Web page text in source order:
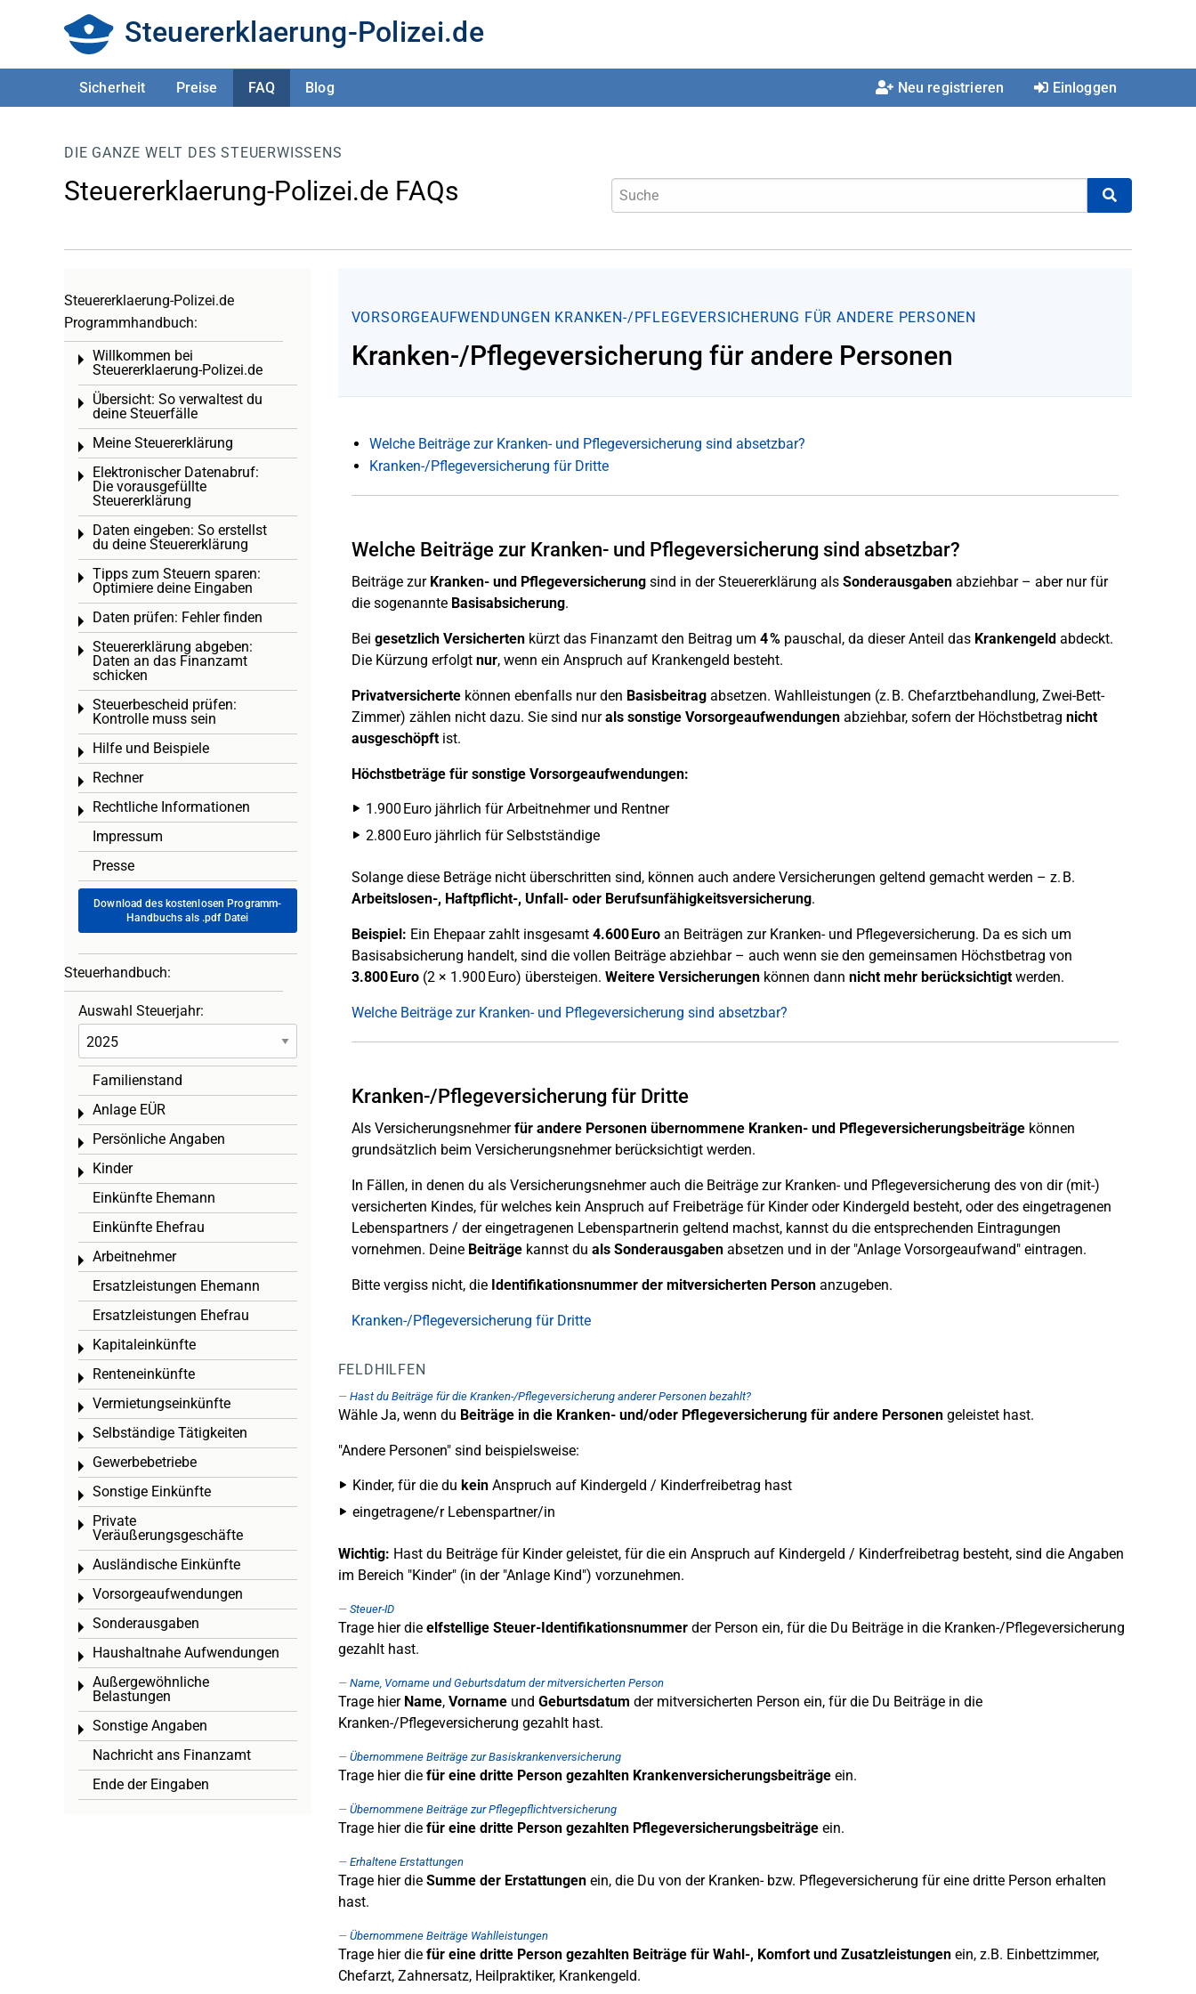
Steuererklaerung-Polizei.de
Sicherheit Preise FAQ Blog Neu registrieren Einloggen
DIE GANZE WELT DES STEUERWISSENS
Steuererklaerung-Polizei.de FAQs
VORSORGEAUFWENDUNGEN KRANKEN-/PFLEGEVERSICHERUNG FÜR ANDERE PERSONEN
Kranken-/Pflegeversicherung für andere Personen
Welche Beiträge zur Kranken- und Pflegeversicherung sind absetzbar?
Kranken-/Pflegeversicherung für Dritte
Welche Beiträge zur Kranken- und Pflegeversicherung sind absetzbar?
Beiträge zur Kranken- und Pflegeversicherungsind in der Steuererklärung als Sonderausgabenabziehbar – aber nur für
die sogenannte Basisabsicherung.
Bei gesetzlich Versichertenkürzt das Finanzamt den Beitrag um 4 %pauschal, da dieser Anteil das Krankengeldabdeckt.
Die Kürzung erfolgt nur, wenn ein Anspruch auf Krankengeld besteht.
Privatversichertekönnen ebenfalls nur den Basisbeitragabsetzen. Wahlleistungen (z. B. Chefarztbehandlung, Zwei-Bett-
Zimmer) zählen nicht dazu. Sie sind nurals sonstige Vorsorgeaufwendungenabziehbar, sofern der Höchstbetrag nicht
ausgeschöpftist.
Höchstbeträge für sonstige Vorsorgeaufwendungen:
1.900 Euro jährlich für Arbeitnehmer und Rentner
2.800 Euro jährlich für Selbstständige
Solange diese Beträge nicht überschritten sind, können auch andere Versicherungen geltend gemacht werden – z. B.
Arbeitslosen-, Haftpflicht-, Unfall- oder Berufsunfähigkeitsversicherung.
Beispiel: Ein Ehepaar zahlt insgesamt 4.600 Euroan Beiträgen zur Kranken- und Pflegeversicherung. Da es sich um
Basisabsicherung handelt, sind die vollen Beiträge abziehbar – auch wenn sie den gemeinsamen Höchstbetrag von
3.800 Euro(2 × 1.900 Euro) übersteigen. Weitere Versicherungenkönnen dann nicht mehr berücksichtigtwerden.
Welche Beiträge zur Kranken- und Pflegeversicherung sind absetzbar?
Kranken-/Pflegeversicherung für Dritte
Als Versicherungsnehmerfür andere Personen übernommene Kranken- und Pflegeversicherungsbeiträgekönnen
grundsätzlich beim Versicherungsnehmer berücksichtigt werden.
In Fällen, in denen du als Versicherungsnehmer auch die Beiträge zur Kranken- und Pflegeversicherung des von dir (mit-)
versicherten Kindes, für welches kein Anspruch auf Freibeträge für Kinder oder Kindergeld besteht, oder des eingetragenen
Lebenspartners / der eingetragenen Lebenspartnerin geltend machst, kannst du die entsprechenden Eintragungen
vornehmen. Deine Beiträgekannst du als Sonderausgabenabsetzen und in der "Anlage Vorsorgeaufwand" eintragen.
Bitte vergiss nicht, die Identifikationsnummer der mitversicherten Personanzugeben.
Kranken-/Pflegeversicherung für Dritte
FELDHILFEN
Hast du Beiträge für die Kranken-/Pflegeversicherung anderer Personen bezahlt?
Wähle Ja, wenn du Beiträge in die Kranken- und/oder Pflegeversicherung für andere Personengeleistet hast.
"Andere Personen" sind beispielsweise:
Kinder, für die du keinAnspruch auf Kindergeld / Kinderfreibetrag hast
eingetragene/r Lebenspartner/in
Wichtig: Hast du Beiträge für Kinder geleistet, für die ein Anspruch auf Kindergeld / Kinderfreibetrag besteht, sind die Angaben
im Bereich "Kinder" (in der "Anlage Kind") vorzunehmen.
Steuer-ID
Trage hier die elfstellige Steuer-Identifikationsnummerder Person ein, für die Du Beiträge in die Kranken-/Pflegeversicherung
gezahlt hast.
Name, Vorname und Geburtsdatum der mitversicherten Person
Trage hier Name, Vornameund Geburtsdatum der mitversicherten Person ein, für die Du Beiträge in die
Kranken-/Pflegeversicherung gezahlt hast.
Übernommene Beiträge zur Basiskrankenversicherung
Trage hier die für eine dritte Person gezahlten Krankenversicherungsbeiträgeein.
Übernommene Beiträge zur Pflegepflichtversicherung
Trage hier die für eine dritte Person gezahlten Pflegeversicherungsbeiträgeein.
Erhaltene Erstattungen
Trage hier die Summe der Erstattungenein, die Du von der Kranken- bzw. Pflegeversicherung für eine dritte Person erhalten
hast.
Übernommene Beiträge Wahlleistungen
Trage hier die für eine dritte Person gezahlten Beiträge für Wahl-, Komfort und Zusatzleistungen ein, z.B. Einbettzimmer,
Chefarzt, Zahnersatz, Heilpraktiker, Krankengeld.
Steuererklaerung-Polizei.de
Programmhandbuch:
Willkommen bei
Steuererklaerung-Polizei.de
Toggle menu
Übersicht: So verwaltest du
deine Steuerfälle
Toggle menu
Meine Steuererklärung
Toggle menu
Elektronischer Datenabruf:
Die vorausgefüllte
Steuererklärung
Toggle menu
Daten eingeben: So erstellst
du deine Steuererklärung
Toggle menu
Tipps zum Steuern sparen:
Optimiere deine Eingaben
Toggle menu
Daten prüfen: Fehler finden
Toggle menu
Steuererklärung abgeben:
Daten an das Finanzamt
schicken
Toggle menu
Steuerbescheid prüfen:
Kontrolle muss sein
Toggle menu
Hilfe und Beispiele
Toggle menu
Rechner
Toggle menu
Rechtliche Informationen
Toggle menu
Impressum
Presse
Download des kostenlosen Programm-
Handbuchs als .pdf Datei
Steuerhandbuch:
Auswahl Steuerjahr:
Familienstand
Anlage EÜR
Toggle menu
Persönliche Angaben
Toggle menu
Kinder
Toggle menu
Einkünfte Ehemann
Einkünfte Ehefrau
Arbeitnehmer
Toggle menu
Ersatzleistungen Ehemann
Ersatzleistungen Ehefrau
Kapitaleinkünfte
Toggle menu
Renteneinkünfte
Toggle menu
Vermietungseinkünfte
Toggle menu
Selbständige Tätigkeiten
Toggle menu
Gewerbebetriebe
Toggle menu
Sonstige Einkünfte
Toggle menu
Private
Veräußerungsgeschäfte
Toggle menu
Ausländische Einkünfte
Toggle menu
Vorsorgeaufwendungen
Toggle menu
Sonderausgaben
Toggle menu
Haushaltnahe Aufwendungen
Toggle menu
Außergewöhnliche
Belastungen
Toggle menu
Sonstige Angaben
Toggle menu
Nachricht ans Finanzamt
Ende der Eingaben